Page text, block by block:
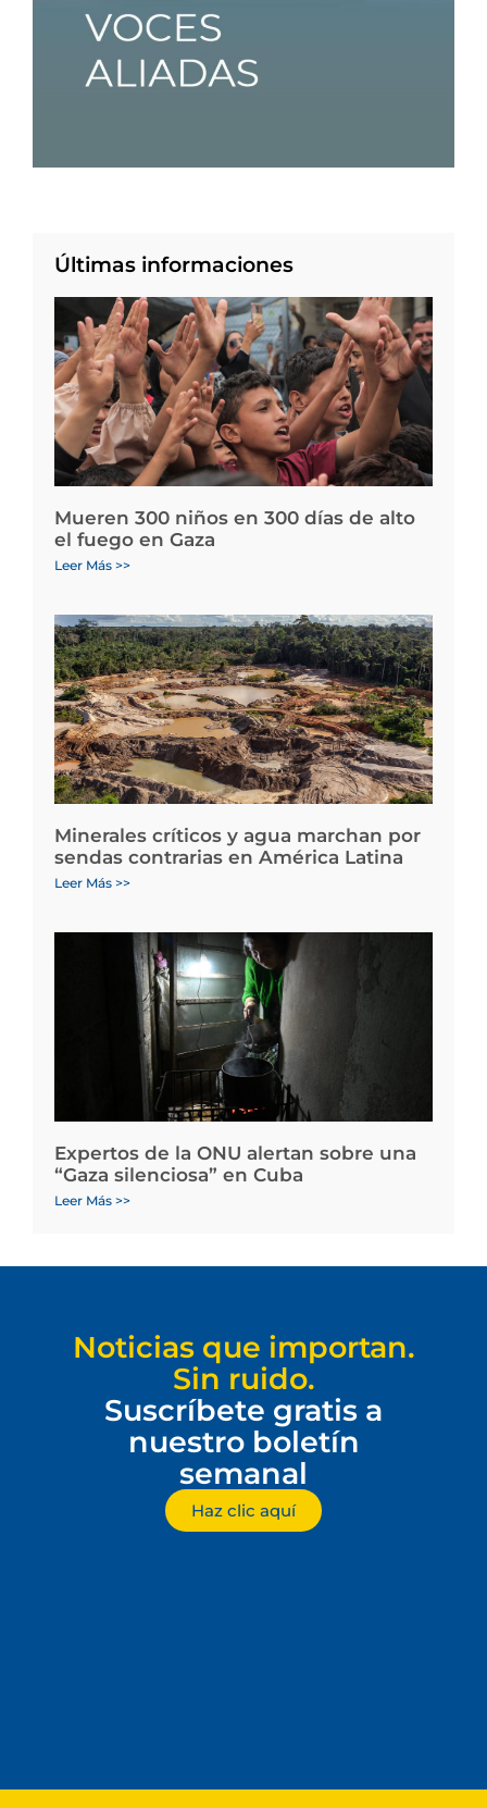
Últimas informaciones
Mueren 300 niños en 300 días de alto
el fuego en Gaza
Leer Más >>
Minerales críticos y agua marchan por
sendas contrarias en América Latina
Leer Más >>
Expertos de la ONU alertan sobre una
“Gaza silenciosa” en Cuba
Leer Más >>
Noticias que importan.
Sin ruido.
Suscríbete gratis a
nuestro boletín
semanal
Haz clic aquí